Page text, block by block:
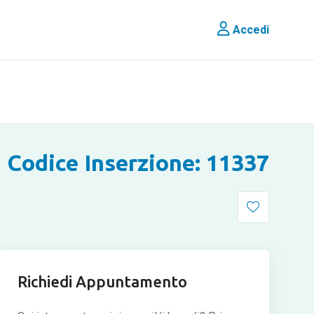
Accedi
Codice Inserzione: 11337
Richiedi Appuntamento